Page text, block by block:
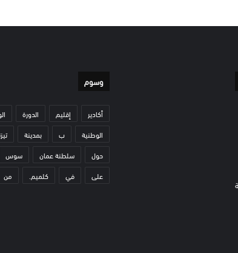
وسوم
أكادير إقليم الدورة
الوطنية
ب بمدينة
حول
سلطنة عمان سوس
على
في كلميم. من